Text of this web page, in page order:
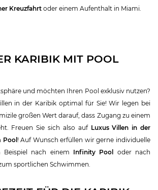
Kreuzfahrt oder einem Aufenthalt in Miami.
KARIBIK MIT POOL
und möchten Ihren Pool exklusiv nutzen?
in der Karibik optimal für Sie! Wir legen bei
großen Wert darauf, dass Zugang zu einem
Freuen Sie sich also auf Luxus Villen in der
Pool ! Auf Wunsch erfüllen wir gerne individuelle
Beispiel nach einem Infinity Pool
oder nach
sportlichen Schwimmen.